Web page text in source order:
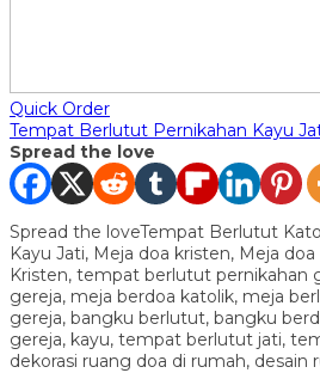
Quick Order
Tempat Berlutut Pernikahan Kayu
Spread the love
Spread the loveTempat Berlutut
Kayu Jati, Meja doa kristen, Meja
Kristen, tempat berlutut pernikahan
gereja, meja berdoa katolik, meja
gereja, bangku berlutut, bangku
gereja, kayu, tempat berlutut jati,
dekorasi ruang doa di rumah, desain